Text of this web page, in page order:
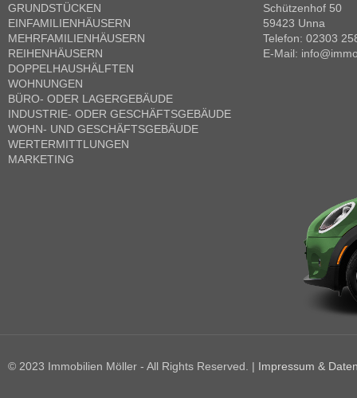
GRUNDSTÜCKEN
EINFAMILIENHÄUSERN
MEHRFAMILIENHÄUSERN
REIHENHÄUSERN
DOPPELHAUSHÄLFTEN
WOHNUNGEN
BÜRO- ODER LAGERGEBÄUDE
INDUSTRIE- ODER GESCHÄFTSGEBÄUDE
WOHN- UND GESCHÄFTSGEBÄUDE
WERTERMITTLUNGEN
MARKETING
Schützenhof 50
59423 Unna
Telefon: 02303
E-Mail:
© 2023 Immobilien Möller - All Rights Reserved. | Impressum &